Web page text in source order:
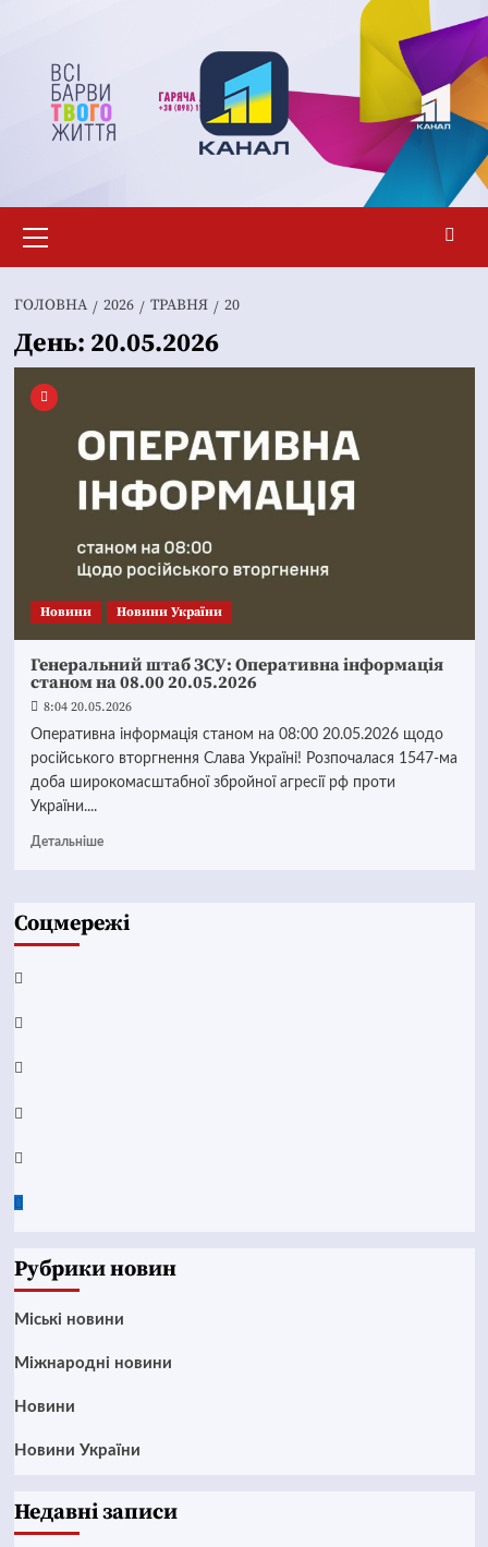
вмісту
меню
ГОЛОВНА 2026 ТРАВНЯ 20
День: 20.05.2026
Новини Новини України
Генеральний штаб ЗСУ: Оперативна інформація
станом на 08.00 20.05.2026
8:04 20.05.2026
Оперативна інформація станом на 08:00 20.05.2026 щодо
російського вторгнення Слава Україні! Розпочалася 1547-ма
доба широкомасштабної збройної агресії рф проти
України....
Детальніше
Соцмережі
Facebook
YouTube
Telegram
Instagram
Twitter
Google
Рубрики новин
Mіські новини
Міжнародні новини
Новини
Новини України
Недавні записи